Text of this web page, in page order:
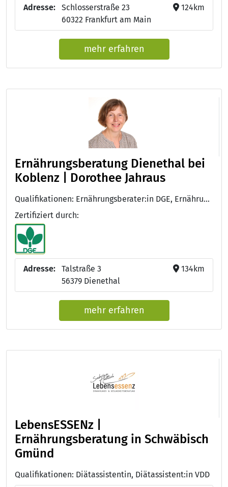
Adresse:
Schlosserstraße 23
60322 Frankfurt am Main
124km
mehr erfahren
Ernährungsberatung Dienethal bei
Koblenz | Dorothee Jahraus
Qualifikationen: Ernährungsberater:in DGE, Ernährungsberater:in DGE
Zertifiziert durch:
Adresse:
Talstraße 3
56379 Dienethal
134km
mehr erfahren
LebensESSENz |
Ernährungsberatung in Schwäbisch
Gmünd
Qualifikationen: Diätassistentin, Diätassistent:in VDD